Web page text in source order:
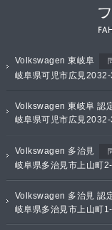
Volkswagen 東岐阜
岐阜県可児市広見
Volkswagen 東岐阜 認
岐阜県可児市広見
Volkswagen 多治見
岐阜県多治見市上山
Volkswagen 多治見 認
岐阜県多治見市上山